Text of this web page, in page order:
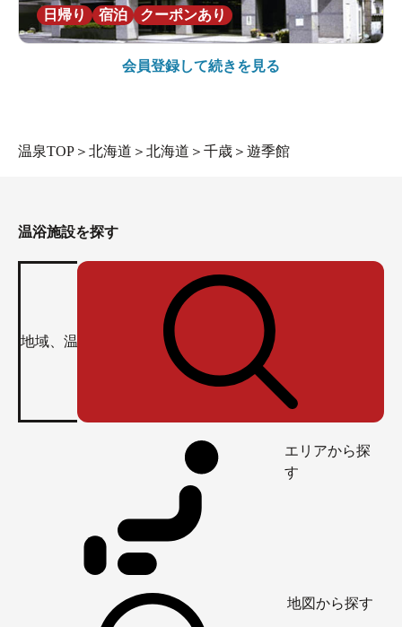
日帰り
宿泊 クーポンあり
会員登録して続きを見る
温泉TOP ＞ 北海道 ＞ 北海道 ＞ 千歳 ＞ 遊季館
温浴施設を探す
エリアから探
す
地図から探す